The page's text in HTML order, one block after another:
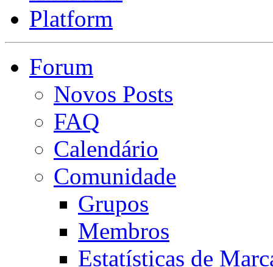
Forum
Novos Posts
FAQ
Calendário
Comunidade
Grupos
Membros
Estatísticas de